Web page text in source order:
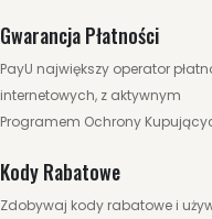
Gwarancja Płatności
PayU największy operator
internetowych, z aktywnym
Programem Ochrony
Kody Rabatowe
Zdobywaj kody rabatowe i